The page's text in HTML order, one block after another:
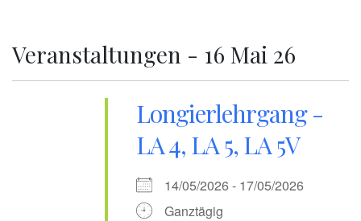
Veranstaltungen - 16 Mai 26
Longierlehrgang -
LA 4, LA 5, LA 5V
14/05/2026 - 17/05/2026
Ganztägig